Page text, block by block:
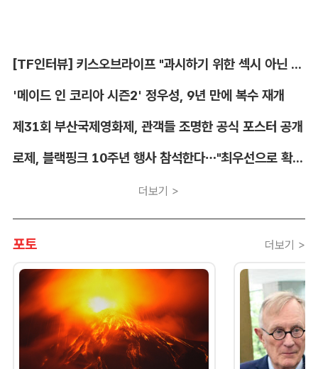
[TF인터뷰] 키스오브라이프 "과시하기 위한 섹시 아닌 당당함"
'메이드 인 코리아 시즌2' 정우성, 9년 만에 복수 재개
제31회 부산국제영화제, 관객들 조명한 공식 포스터 공개
로제, 블랙핑크 10주년 행사 참석한다…"최우선으로 확정"
더보기 >
포토 더보기 >